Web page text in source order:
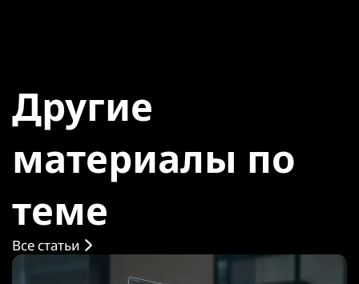
Другие
материалы по
теме
Все статьи